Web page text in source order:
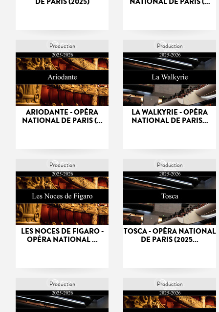
Production
ARIODANTE - OPÉRA
NATIONAL DE PARIS (...
Production
LA WALKYRIE - OPÉRA
NATIONAL DE PARIS...
Production
LES NOCES DE FIGARO -
OPÉRA NATIONAL ...
Production
TOSCA - OPÉRA NATIONAL
DE PARIS (2025...
Production Production